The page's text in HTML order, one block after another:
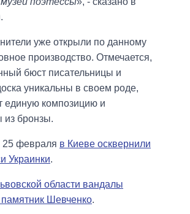
уже открыли по данному
производство. Отмечается,
бюст писательницы и
уникальны в своем роде,
единую композицию и
бронзы.
февраля в Киеве осквернили
Украинки.
области вандалы
Шевченко.